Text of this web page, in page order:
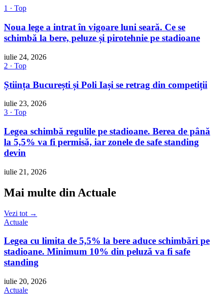
1 · Top
Noua lege a intrat în vigoare luni seară. Ce se
schimbă la bere, peluze și pirotehnie pe stadioane
iulie 24, 2026
2 · Top
Știința București și Poli Iași se retrag din competiții
iulie 23, 2026
3 · Top
Legea schimbă regulile pe stadioane. Berea de până
la 5,5% va fi permisă, iar zonele de safe standing
devin
iulie 21, 2026
Mai multe din Actuale
Vezi tot →
Actuale
Legea cu limita de 5,5% la bere aduce schimbări pe
stadioane. Minimum 10% din peluză va fi safe
standing
iulie 20, 2026
Actuale